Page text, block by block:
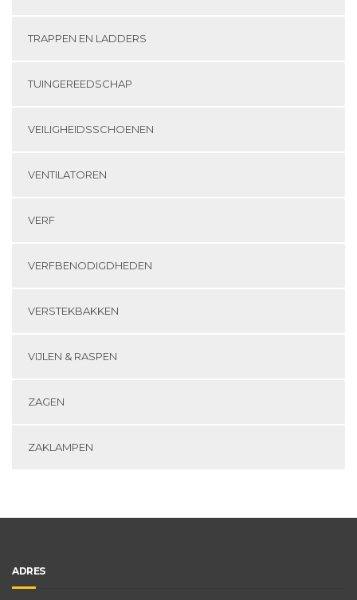
TRAPPEN EN LADDERS
TUINGEREEDSCHAP
VEILIGHEIDSSCHOENEN
VENTILATOREN
VERF
VERFBENODIGDHEDEN
VERSTEKBAKKEN
VIJLEN & RASPEN
ZAGEN
ZAKLAMPEN
ADRES